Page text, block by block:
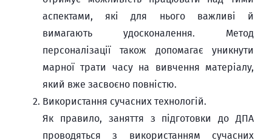
аспектами, які для нього важливі й
вимагають удосконалення. Метод
персоналізації також допомагає уникнути
марної трати часу на вивчення матеріалу,
який вже засвоєно повністю.
Використання сучасних технологій.
Як правило, заняття з підготовки до ДПА
проводяться з використанням сучасних